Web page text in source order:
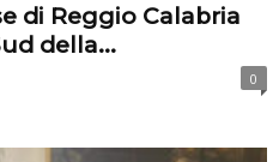
di Reggio Calabria
della...
0